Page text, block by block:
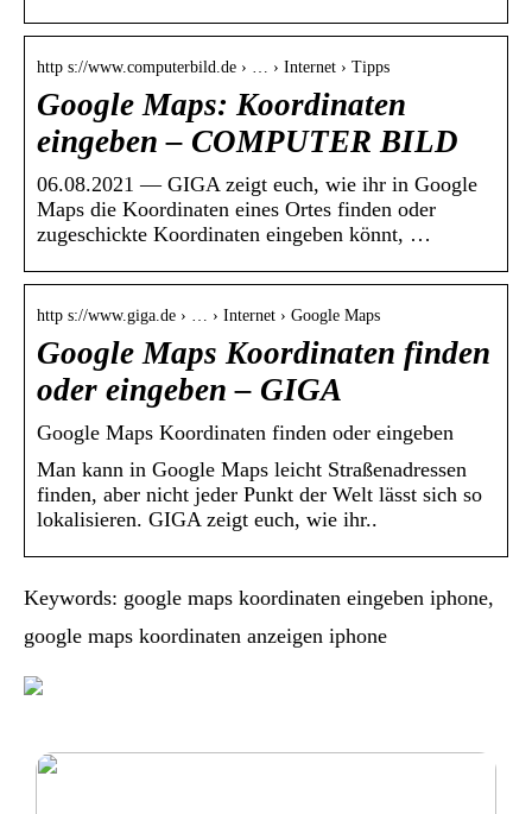
http s://www.computerbild.de › … › Internet › Tipps
Google Maps: Koordinaten
eingeben – COMPUTER BILD
06.08.2021 — GIGA zeigt euch, wie ihr in Google
Maps die Koordinaten eines Ortes finden oder
zugeschickte Koordinaten eingeben könnt, …
http s://www.giga.de › … › Internet › Google Maps
Google Maps Koordinaten finden
oder eingeben – GIGA
Google Maps Koordinaten finden oder eingeben
Man kann in Google Maps leicht Straßenadressen
finden, aber nicht jeder Punkt der Welt lässt sich so
lokalisieren. GIGA zeigt euch, wie ihr..
Keywords: google maps koordinaten eingeben iphone,
google maps koordinaten anzeigen iphone